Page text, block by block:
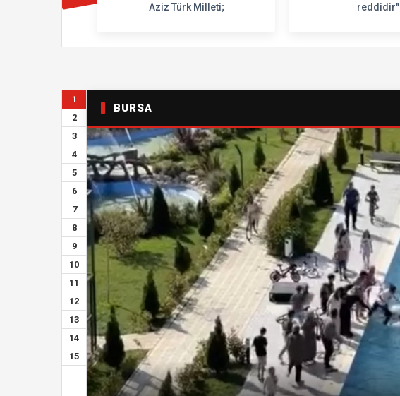
Aziz Türk Milleti;
reddidir"
1
2
3
4
5
6
7
8
9
10
11
12
13
14
15
BURSA